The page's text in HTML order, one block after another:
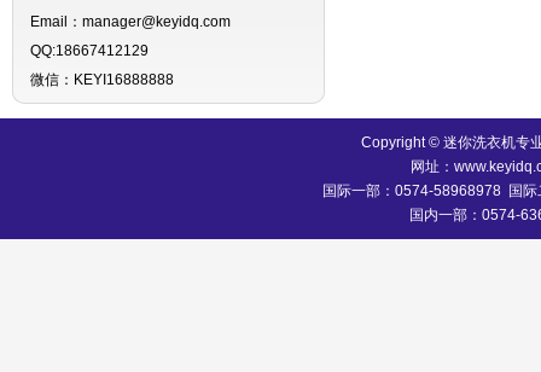
Email：manager@keyidq.com
QQ:18667412129
微信：KEYI16888888
Copyright © 迷你洗衣机专
网址：
国际一部：0574-58968978 国
国内一部：0574-